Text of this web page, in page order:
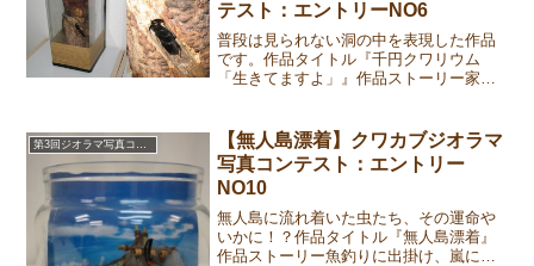
テスト：エントリーNO6
普段は見られない洞の中を表現した作品
です。作品タイトル『千円クワリウム
「生きてますよ」』作品ストーリー家族
ワガタと触れ合える、飼育セットを作り
ました。応募作品①②③作...
【無人島漂着】クワカブジオラマ
写真コンテスト：エントリー
NO10
無人島に流れ着いた虫たち、その運命や
いかに！？作品タイトル『無人島漂着』
作品ストーリー魚釣りに出掛け、嵐に巻